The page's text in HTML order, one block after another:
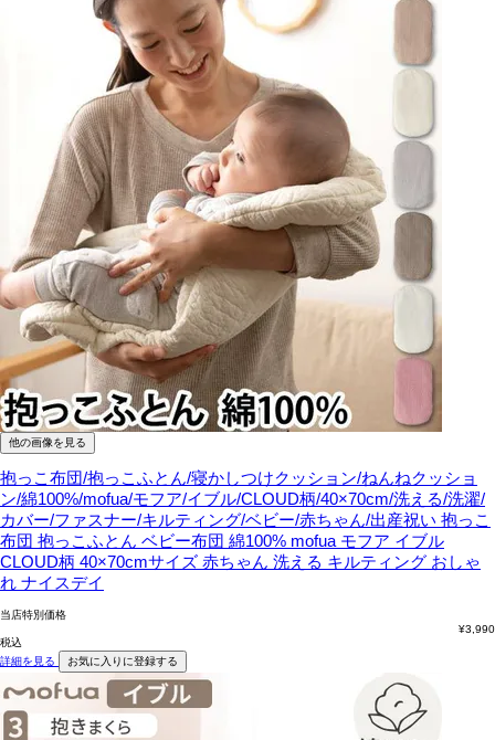
他の画像を見る
抱っこ布団/抱っこふとん/寝かしつけクッション/ねんねクッショ
ン/綿100%/mofua/モフア/イブル/CLOUD柄/40×70cm/洗える/洗濯/
カバー/ファスナー/キルティング/ベビー/赤ちゃん/出産祝い 抱っこ
布団 抱っこふとん ベビー布団 綿100% mofua モフア イブル
CLOUD柄 40×70cmサイズ 赤ちゃん 洗える キルティング おしゃ
れ ナイスデイ
当店特別価格
¥3,990
税込
詳細を見る
お気に入りに登録する